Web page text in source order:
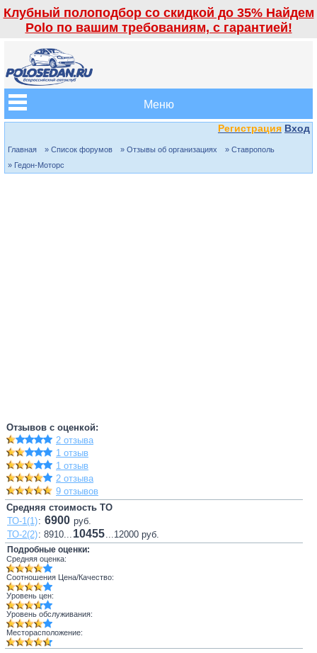
Клубный полоподбор со скидкой до 35% Найдем
Polo по вашим требованиям, с гарантией!
Меню
Регистрация Вход
Главная » Список форумов » Отзывы об организациях
» Ставрополь
» Гедон-Моторс
Отзывов с оценкой:
2 отзыва
1 отзыв
1 отзыв
2 отзыва
9 отзывов
Средняя стоимость ТО
ТО-1(1): 6900 руб.
ТО-2(2): 8910... 10455...12000 руб.
Подробные оценки:
Средняя оценка:
Соотношения Цена/Качество:
Уровень цен:
Уровень обслуживания:
Месторасположение: